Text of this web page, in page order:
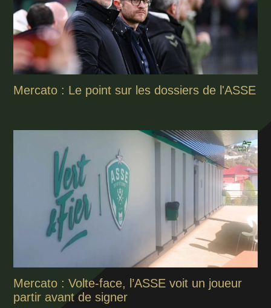
Mercato : Le point sur les dossiers de l'ASSE
Mercato : Volte-face, l’ASSE voit un joueur
partir avant de signer